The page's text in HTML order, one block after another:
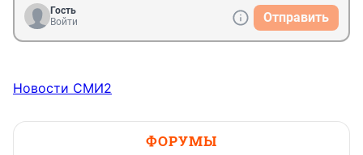
Гость
Войти
Отправить
Новости СМИ2
ФОРУМЫ